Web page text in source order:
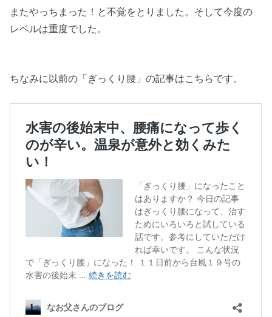
またやっちまった！と不覚をとりました。そして今度の
レベルは重度でした。
ちなみに以前の「ぎっくり腰」の記事はこちらです。